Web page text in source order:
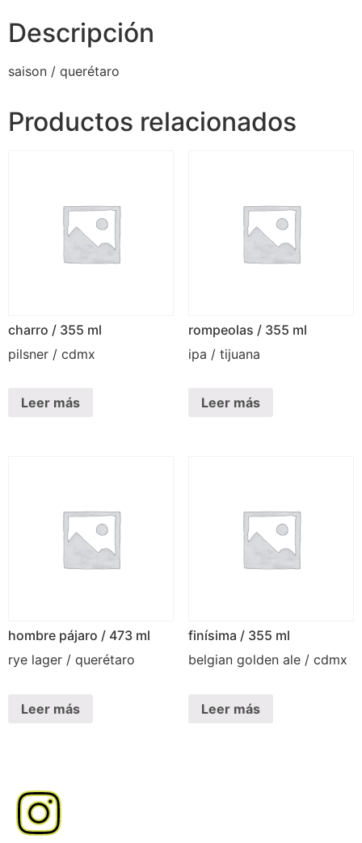
Descripción
saison / querétaro
Productos relacionados
charro / 355 ml
pilsner / cdmx
Leer más
rompeolas / 355 ml
ipa / tijuana
Leer más
hombre pájaro / 473 ml
rye lager / querétaro
Leer más
finísima / 355 ml
belgian golden ale / cdmx
Leer más